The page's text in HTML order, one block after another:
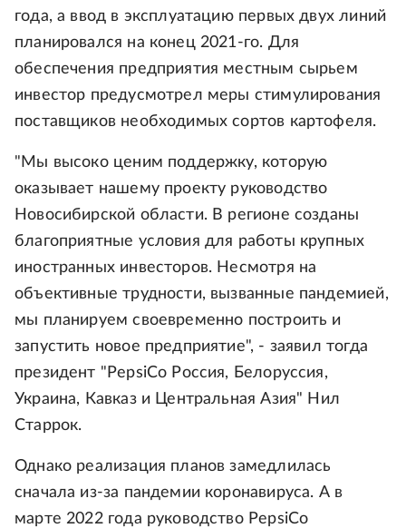
года, а ввод в эксплуатацию первых двух линий
планировался на конец 2021-го. Для
обеспечения предприятия местным сырьем
инвестор предусмотрел меры стимулирования
поставщиков необходимых сортов картофеля.
"Мы высоко ценим поддержку, которую
оказывает нашему проекту руководство
Новосибирской области. В регионе созданы
благоприятные условия для работы крупных
иностранных инвесторов. Несмотря на
объективные трудности, вызванные пандемией,
мы планируем своевременно построить и
запустить новое предприятие", - заявил тогда
президент "PepsiCo Россия, Белоруссия,
Украина, Кавказ и Центральная Азия" Нил
Старрок.
Однако реализация планов замедлилась
сначала из-за пандемии коронавируса. А в
марте 2022 года руководство PepsiCo